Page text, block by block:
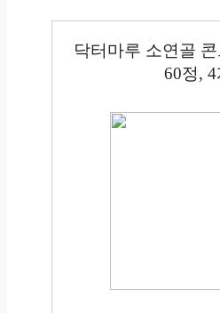
닥터마루 소연골
60정, 4